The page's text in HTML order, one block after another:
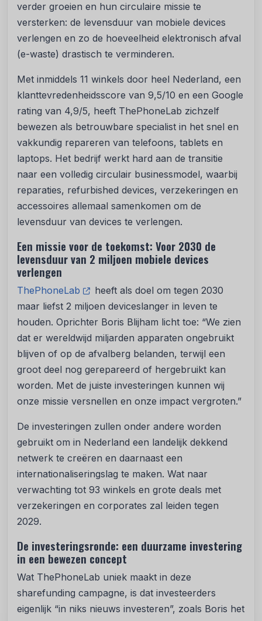
verder groeien en hun circulaire missie te
versterken: de levensduur van mobiele devices
verlengen en zo de hoeveelheid elektronisch afval
(e-waste) drastisch te verminderen.
Met inmiddels 11 winkels door heel Nederland, een
klanttevredenheidsscore van 9,5/10 en een Google
rating van 4,9/5, heeft ThePhoneLab zichzelf
bewezen als betrouwbare specialist in het snel en
vakkundig repareren van telefoons, tablets en
laptops. Het bedrijf werkt hard aan de transitie
naar een volledig circulair businessmodel, waarbij
reparaties, refurbished devices, verzekeringen en
accessoires allemaal samenkomen om de
levensduur van devices te verlengen.
Een missie voor de toekomst: Voor 2030 de
levensduur van 2 miljoen mobiele devices
verlengen
ThePhoneLab
heeft als doel om tegen 2030
maar liefst 2 miljoen deviceslanger in leven te
houden. Oprichter Boris Blijham licht toe: “We zien
dat er wereldwijd miljarden apparaten ongebruikt
blijven of op de afvalberg belanden, terwijl een
groot deel nog gerepareerd of hergebruikt kan
worden. Met de juiste investeringen kunnen wij
onze missie versnellen en onze impact vergroten.”
De investeringen zullen onder andere worden
gebruikt om in Nederland een landelijk dekkend
netwerk te creëren en daarnaast een
internationaliseringslag te maken. Wat naar
verwachting tot 93 winkels en grote deals met
verzekeringen en corporates zal leiden tegen
2029.
De investeringsronde: een duurzame investering
in een bewezen concept
Wat ThePhoneLab uniek maakt in deze
sharefunding campagne, is dat investeerders
eigenlijk “in niks nieuws investeren”, zoals Boris het